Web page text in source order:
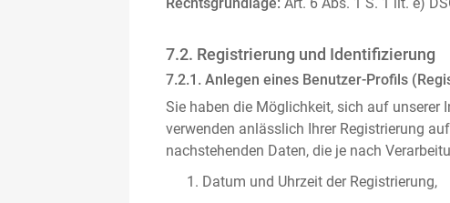
7.2. Registrierung und Identifizierung
7.2.1. Anlegen eines Benutzer-Profils
Sie haben die Möglichkeit, sich auf unserer
verwenden anlässlich Ihrer Registrierung
nachstehenden Daten, die je nach
Datum und Uhrzeit der Registrierung,